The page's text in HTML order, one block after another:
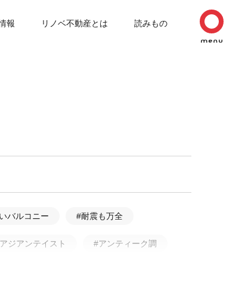
報 リノベ不動産とは 読みもの
バルコニー #耐震も万全
ジアンテイスト #アンティーク調